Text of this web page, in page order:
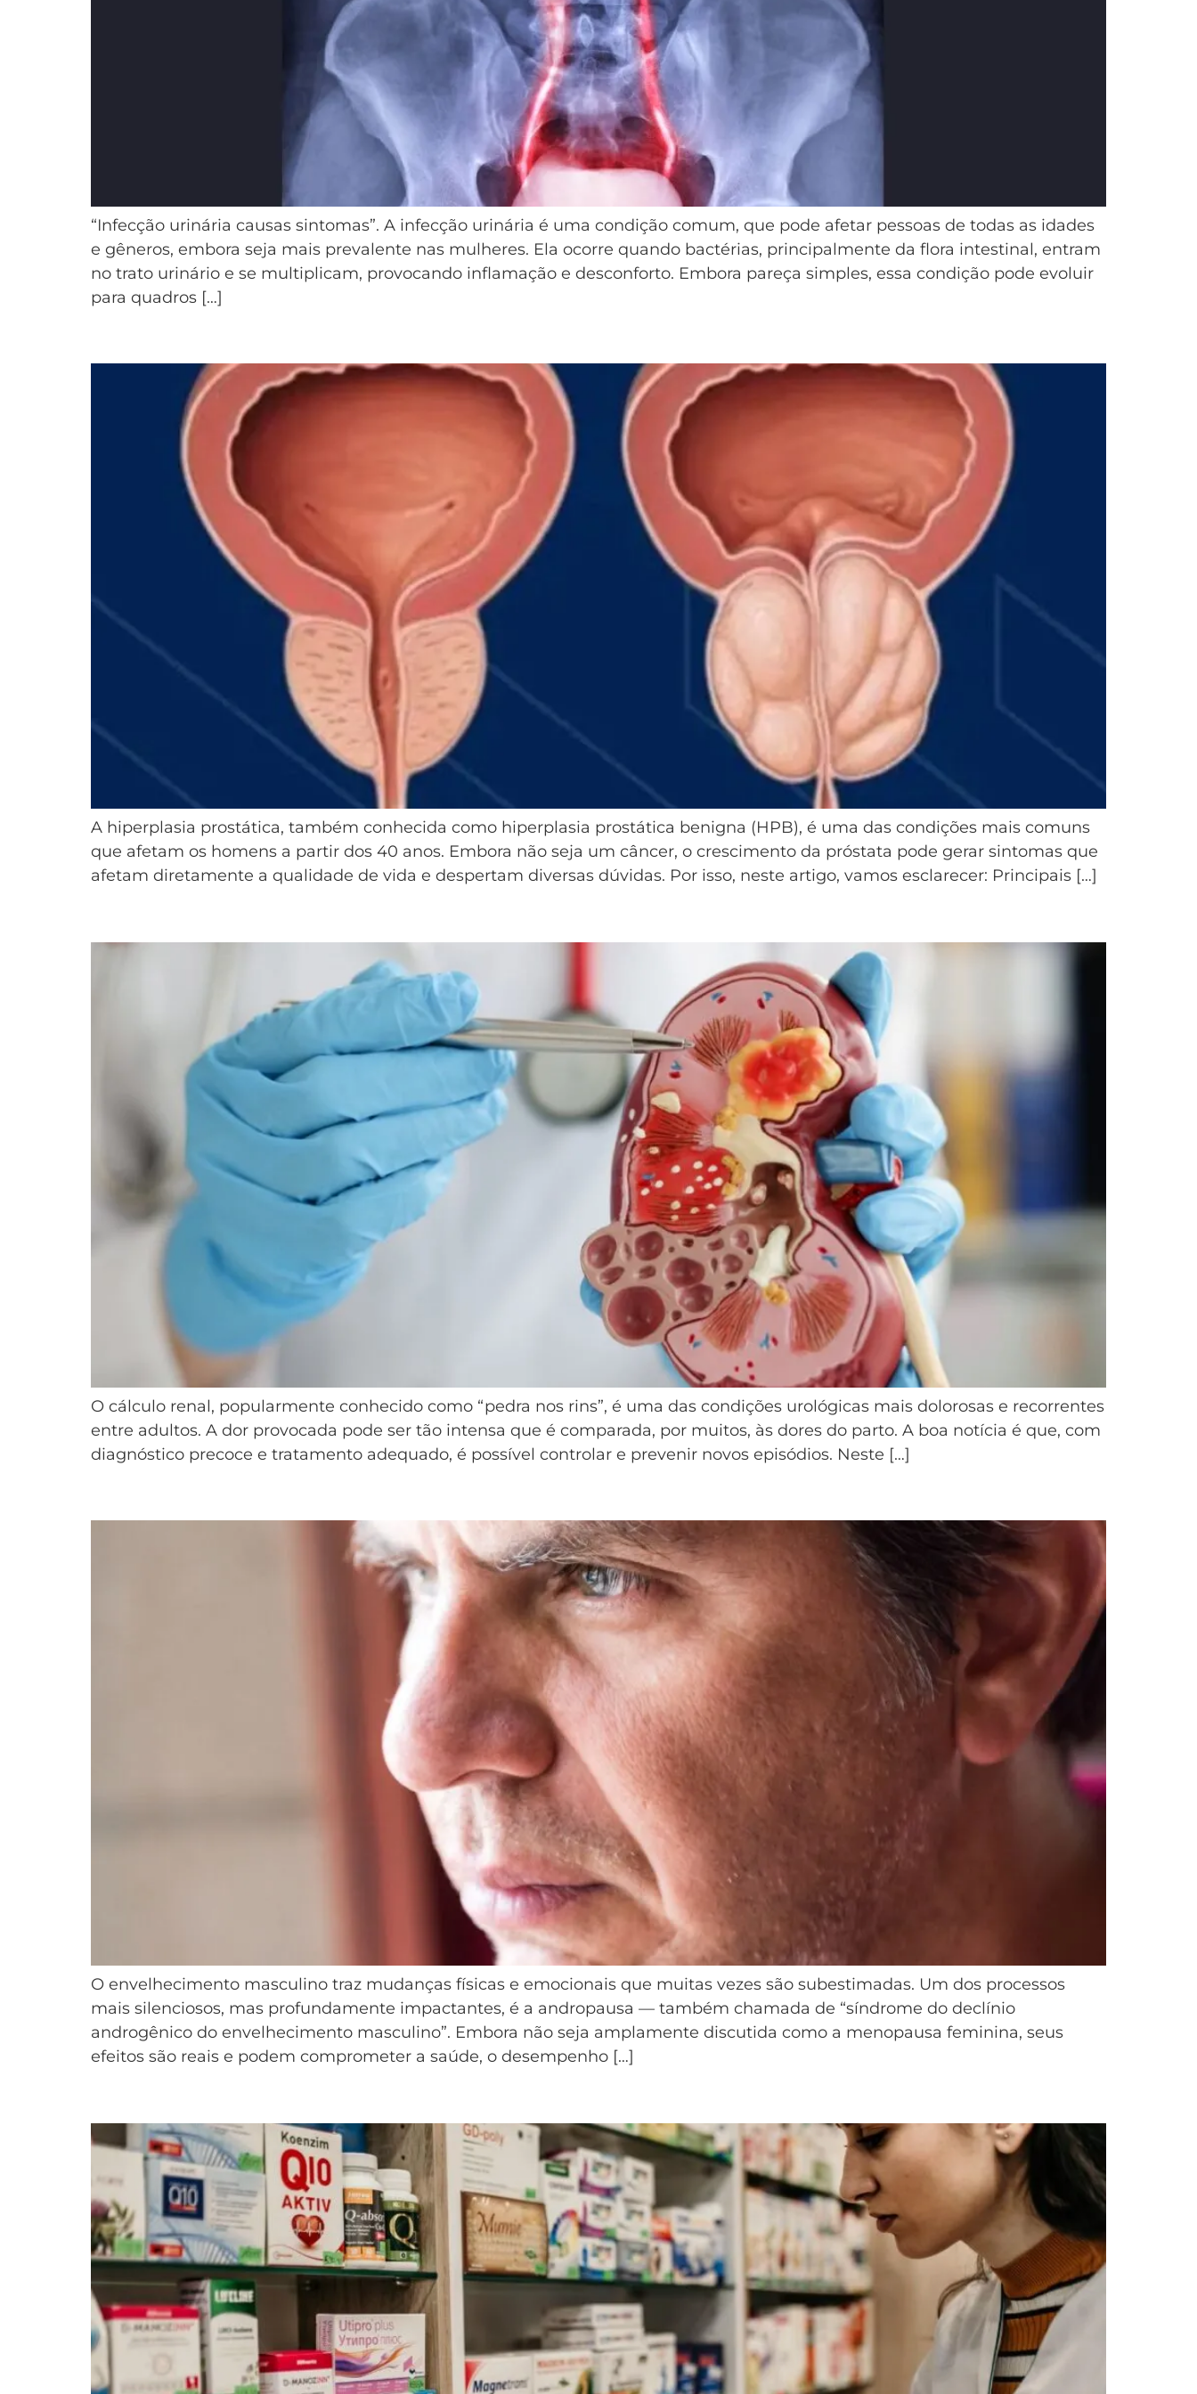
“Infecção urinária causas sintomas”. A infecção urinária é uma condição comum, que pode afetar pessoas de todas as idades
e gêneros, embora seja mais prevalente nas mulheres. Ela ocorre quando bactérias, principalmente da flora intestinal, entram
no trato urinário e se multiplicam, provocando inflamação e desconforto. Embora pareça simples, essa condição pode evoluir
para quadros […]
A hiperplasia prostática, também conhecida como hiperplasia prostática benigna (HPB), é uma das condições mais comuns
que afetam os homens a partir dos 40 anos. Embora não seja um câncer, o crescimento da próstata pode gerar sintomas que
afetam diretamente a qualidade de vida e despertam diversas dúvidas. Por isso, neste artigo, vamos esclarecer: Principais […]
O cálculo renal, popularmente conhecido como “pedra nos rins”, é uma das condições urológicas mais dolorosas e recorrentes
entre adultos. A dor provocada pode ser tão intensa que é comparada, por muitos, às dores do parto. A boa notícia é que, com
diagnóstico precoce e tratamento adequado, é possível controlar e prevenir novos episódios. Neste […]
O envelhecimento masculino traz mudanças físicas e emocionais que muitas vezes são subestimadas. Um dos processos
mais silenciosos, mas profundamente impactantes, é a andropausa — também chamada de “síndrome do declínio
androgênico do envelhecimento masculino”. Embora não seja amplamente discutida como a menopausa feminina, seus
efeitos são reais e podem comprometer a saúde, o desempenho […]